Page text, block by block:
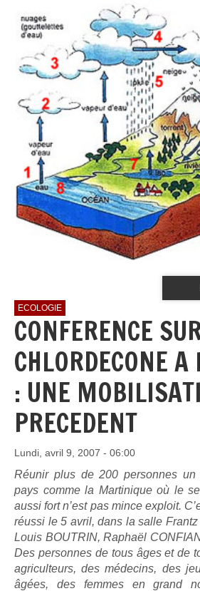
ECOLOGIE
CONFERENCE
CHLORDECONE A
: UNE
PRECEDENT
Lundi, avril 9, 2007 - 06:00
Réunir plus de 200 personnes
pays comme la Martinique où le
aussi fort n’est pas mince exploit.
réussi le 5 avril, dans la salle Frantz
Louis BOUTRIN, Raphaël
Des personnes de tous âges et de
agriculteurs, des médecins, des
âgées, des femmes en grand